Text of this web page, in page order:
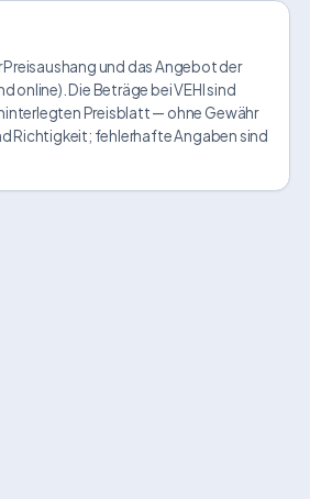
Preisaushang und das Angebot der
online). Die Beträge bei VEHI sind
Preisblatt — ohne Gewähr
Richtigkeit; fehlerhafte Angaben sind